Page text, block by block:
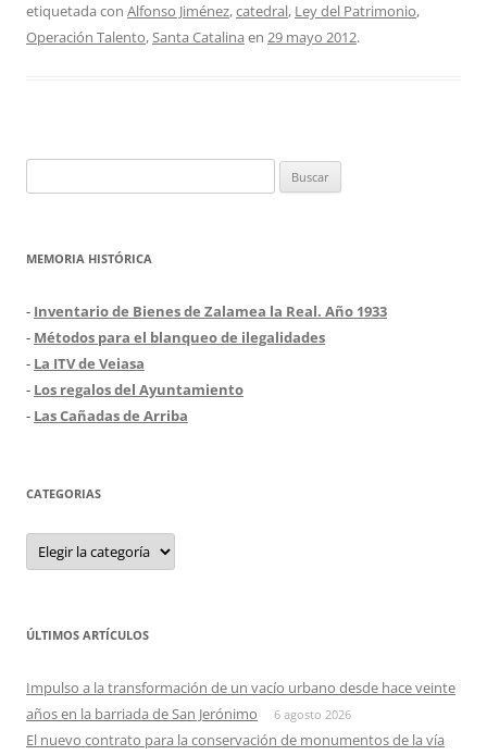
etiquetada con Alfonso Jiménez,catedral, Ley del Patrimonio,
Operación Talento,Santa Catalina en 29 mayo 2012.
MEMORIA HISTÓRICA
- Inventario de Bienes de Zalamea la Real. Año 1933
- Métodos para el blanqueo de ilegalidades
- La ITV de Veiasa
- Los regalos del Ayuntamiento
- Las Cañadas de Arriba
CATEGORIAS
Categorias
ÚLTIMOS ARTÍCULOS
Impulso a la transformación de un vacío urbano desde hace veinte
años en la barriada de San Jerónimo
6 agosto 2026
El nuevo contrato para la conservación de monumentos de la vía